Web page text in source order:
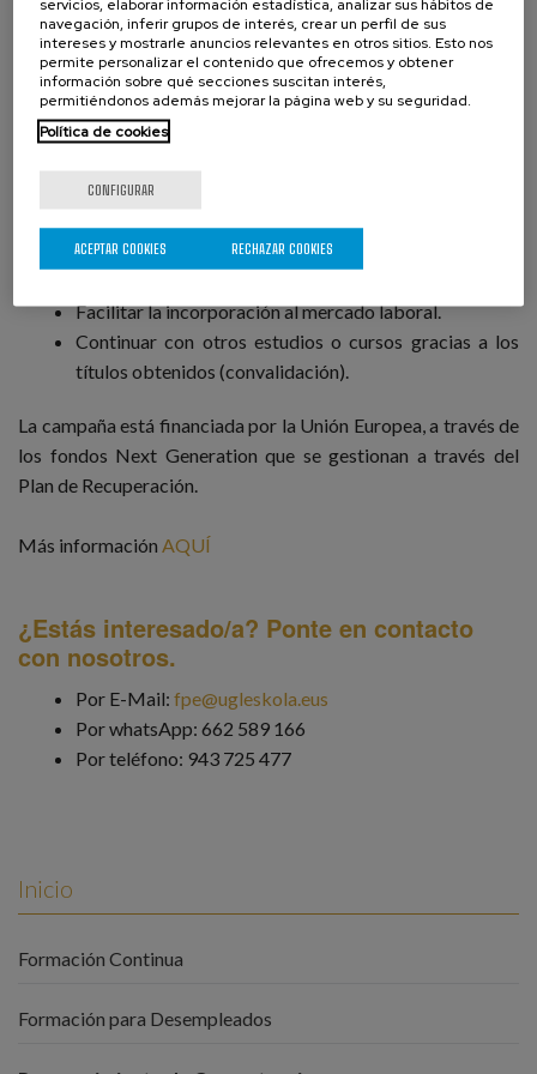
independientemente de dónde y cuándo se hayan adquirido.
¿Para qué sirve?
Conseguir una titulación de FP oficial.
puestos de trabajo en los que hace falta una titulación
Obtener la categoría profesional o promocionar en la
Facilitar la incorporación al mercado laboral.
Continuar con otros estudios o cursos gracias a los
títulos obtenidos (convalidación).
La campaña está financiada por la Unión Europea, a través de
los fondos Next Generation que se gestionan a través del
Plan de Recuperación.
Más información AQUÍ
¿Estás interesado/a? Ponte en contacto
con nosotros.
Por E-Mail: fpe@ugleskola.eus
Por whatsApp: 662 589 166
Por teléfono: 943 725 477
Inicio
Formación Continua
Formación para Desempleados
servicios, elaborar información estadística, analizar sus hábitos de
navegación, inferir grupos de interés, crear un perfil de sus
intereses y mostrarle anuncios relevantes en otros sitios. Esto nos
permite personalizar el contenido que ofrecemos y obtener
información sobre qué secciones suscitan interés,
permitiéndonos además mejorar la página web y su seguridad.
Política de cookies
CONFIGURAR
RECHAZAR COOKIES
ACEPTAR COOKIES